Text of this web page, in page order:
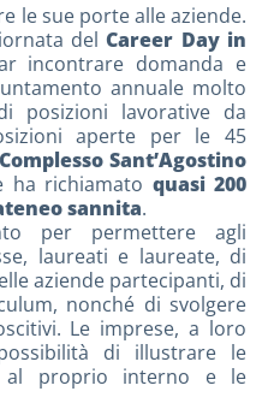
le sue porte alle aziende.
delCareer Day in
incontrare domanda e
annuale molto
posizioni lavorative da
aperte per le 45
Complesso Sant’Agostino
ha richiamato quasi 200
sannita.
per permettere agli
laureati e laureate, di
aziende partecipanti, di
nonché di svolgere
Le imprese, a loro
di illustrare le
al proprio interno e le